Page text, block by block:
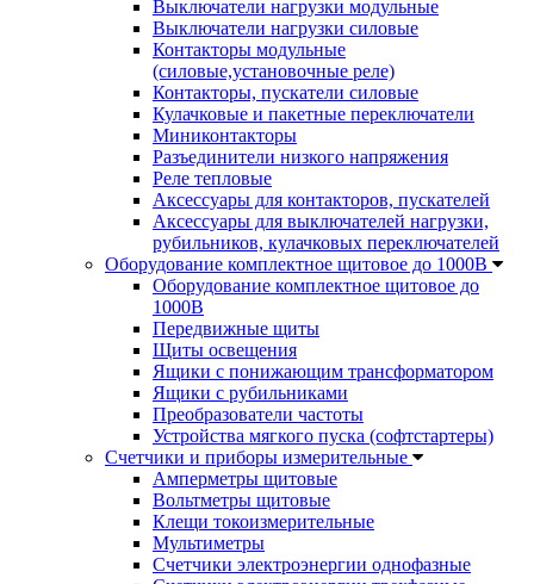
Выключатели нагрузки модульные
Выключатели нагрузки силовые
Контакторы модульные
(силовые,установочные реле)
Контакторы, пускатели силовые
Кулачковые и пакетные переключатели
Миниконтакторы
Разъединители низкого напряжения
Реле тепловые
Аксессуары для контакторов, пускателей
Аксессуары для выключателей нагрузки,
рубильников, кулачковых переключателей
Оборудование комплектное щитовое до 1000В
Оборудование комплектное щитовое до
1000В
Передвижные щиты
Щиты освещения
Ящики с понижающим трансформатором
Ящики с рубильниками
Преобразователи частоты
Устройства мягкого пуска (софтстартеры)
Счетчики и приборы измерительные
Амперметры щитовые
Вольтметры щитовые
Клещи токоизмерительные
Мультиметры
Счетчики электроэнергии однофазные